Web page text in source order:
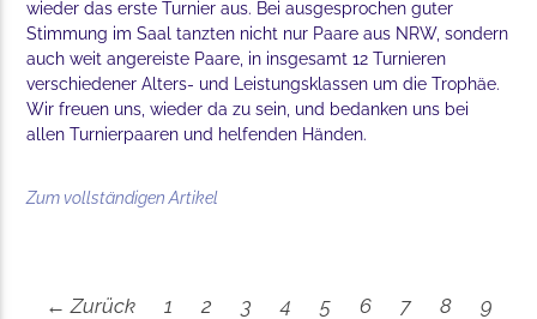
wieder das erste Turnier aus. Bei ausgesprochen guter
Stimmung im Saal tanzten nicht nur Paare aus NRW, sondern
auch weit angereiste Paare, in insgesamt 12 Turnieren
verschiedener Alters- und Leistungsklassen um die Trophäe.
Wir freuen uns, wieder da zu sein, und bedanken uns bei
allen Turnierpaaren und helfenden Händen.
Zum vollständigen Artikel
← Zurück 1 2 3 4 5 6 7 8
9